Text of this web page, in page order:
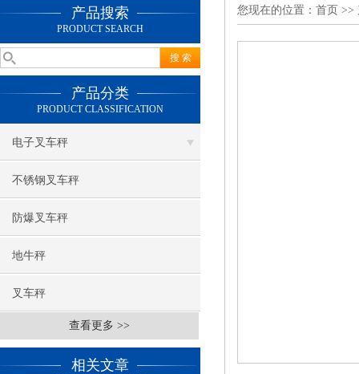
产品搜索
PRODUCT SEARCH
产品分类
PRODUCT CLASSIFICATION
电子叉车秤
不锈钢叉车秤
防爆叉车秤
地牛秤
叉车秤
查看更多 >>
相关文章
您现在的位置： 首页 >>